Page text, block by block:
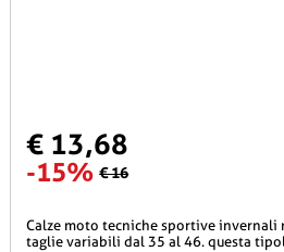
€ 13,68
-15% € 16
calze moto tecniche sportive invernali nere, blu e verdi xtech
taglie variabili dal 35 al 46. questa